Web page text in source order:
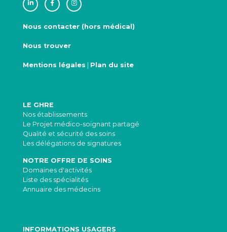
Nous contacter (hors médical)
Nous trouver
Mentions légales | Plan du site
LE GHRE
Nos établissements
Le Projet médico-soignant partagé
Qualité et sécurité des soins
Les délégations de signatures
NOTRE OFFRE DE SOINS
Domaines d'activités
Liste des spécialités
Annuaire des médecins
INFORMATIONS USAGERS